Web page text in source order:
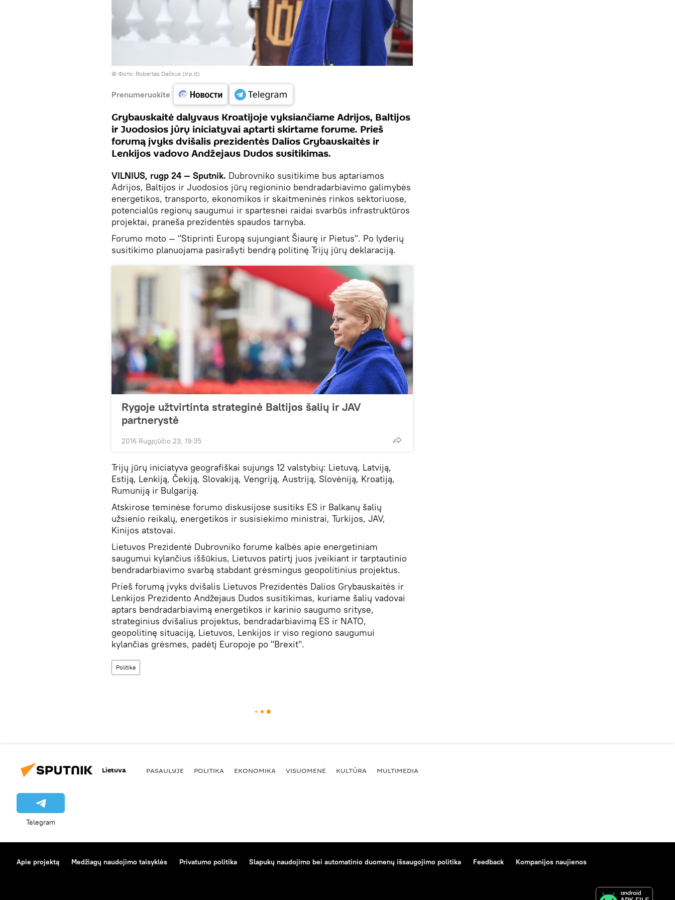
© Фото: Robertas Dačkus (lrp.lt)
Prenumeruokite
Grybauskaitė dalyvaus Kroatijoje vyksiančiame Adrijos, Baltijos
ir Juodosios jūrų iniciatyvai aptarti skirtame forume. Prieš
forumą įvyks dvišalis prezidentės Dalios Grybauskaitės ir
Lenkijos vadovo Andžejaus Dudos susitikimas.
VILNIUS, rugp 24 — Sputnik. Dubrovniko susitikime bus aptariamos
Adrijos, Baltijos ir Juodosios jūrų regioninio bendradarbiavimo galimybės
energetikos, transporto, ekonomikos ir skaitmeninės rinkos sektoriuose,
potencialūs regionų saugumui ir spartesnei raidai svarbūs infrastruktūros
projektai, praneša prezidentės spaudos tarnyba.
Forumo moto — "Stiprinti Europą sujungiant Šiaurę ir Pietus". Po lyderių
susitikimo planuojama pasirašyti bendrą politinę Trijų jūrų deklaraciją.
Rygoje užtvirtinta strateginė Baltijos šalių ir JAV
partnerystė
2016 Rugpjūčio 23, 19:35
Trijų jūrų iniciatyva geografiškai sujungs 12 valstybių: Lietuvą, Latviją,
Estiją, Lenkiją, Čekiją, Slovakiją, Vengriją, Austriją, Slovėniją, Kroatiją,
Rumuniją ir Bulgariją.
Atskirose teminėse forumo diskusijose susitiks ES ir Balkanų šalių
užsienio reikalų, energetikos ir susisiekimo ministrai, Turkijos, JAV,
Kinijos atstovai.
Lietuvos Prezidentė Dubrovniko forume kalbės apie energetiniam
saugumui kylančius iššūkius, Lietuvos patirtį juos įveikiant ir tarptautinio
bendradarbiavimo svarbą stabdant grėsmingus geopolitinius projektus.
Prieš forumą įvyks dvišalis Lietuvos Prezidentės Dalios Grybauskaitės ir
Lenkijos Prezidento Andžejaus Dudos susitikimas, kuriame šalių vadovai
aptars bendradarbiavimą energetikos ir karinio saugumo srityse,
strateginius dvišalius projektus, bendradarbiavimą ES ir NATO,
geopolitinę situaciją, Lietuvos, Lenkijos ir viso regiono saugumui
kylančias grėsmes, padėtį Europoje po "Brexit".
Politika
Lietuva PASAULYJE POLITIKA EKONOMIKA VISUOMENĖ KULTŪRA MULTIMEDIA
Telegram
Apie projektą Medžiagų naudojimo taisyklės Privatumo politika Slapukų naudojimo bei automatinio duomenų išsaugojimo politika Feedback Kompanijos naujienos